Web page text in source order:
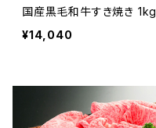
国産黒毛和牛すき焼き 1kg
¥14,040